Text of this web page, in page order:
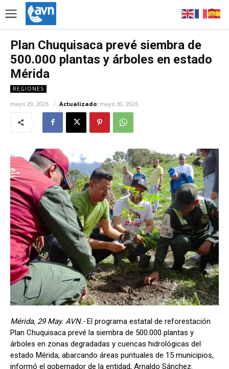
Plan Chuquisaca prevé siembra de
500.000 plantas y árboles en estado
Mérida
REGIONES
mayo 29, 2026 Actualizado: mayo 30, 2026
Mérida, 29 May. AVN.-El programa estatal de reforestación
Plan Chuquisaca prevé la siembra de 500.000 plantas y
árboles en zonas degradadas y cuencas hidrológicas del
estado Mérida, abarcando áreas puntuales de 15 municipios,
informó el gobernador de la entidad, Arnaldo Sánchez.